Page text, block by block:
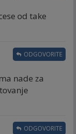
od take
nade za
ODGOVORITE
ODGOVORITE